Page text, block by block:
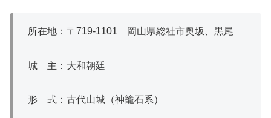
所在地：〒719-1101 岡山県総社市奥坂、黒尾
城 主：大和朝廷
形 式：古代山城（神籠石系）